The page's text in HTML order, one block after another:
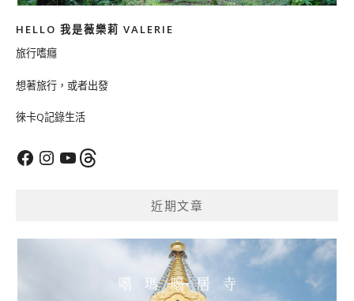
HELLO 我是薇樂莉 VALERIE
旅行嗜癮
想著旅行，或者出發
徠卡Q記錄生活
FacebookInstagram
YouTubeThreads
近期文章